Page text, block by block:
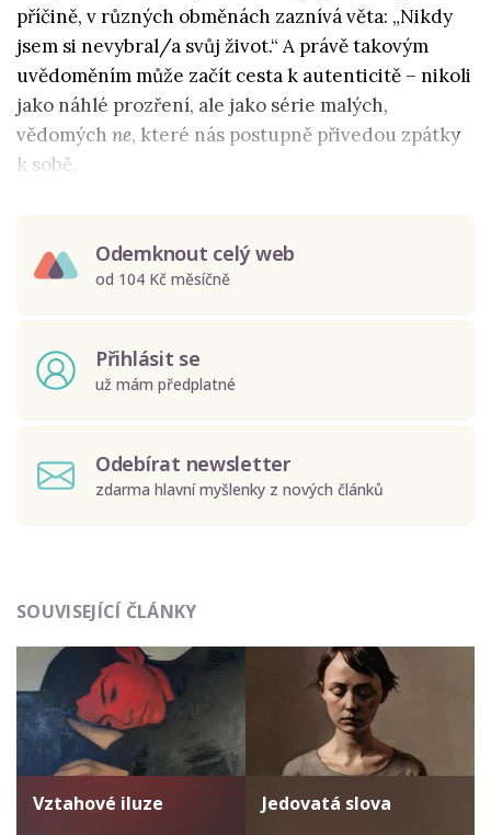
příčině, v různých obměnách zaznívá věta: „Nikdy
jsem si nevybral/a svůj život.“ A právě takovým
uvědoměním může začít cesta k autenticitě – nikoli
jako náhlé prozření, ale jako série malých,
vědomých ne, které nás postupně přivedou zpátky
k sobě.
Odemknout celý web
od 104 Kč měsíčně
Přihlásit se
už mám předplatné
Odebírat newsletter
zdarma hlavní myšlenky z nových článků
údajů.
SOUVISEJÍCÍ ČLÁNKY
Vztahové iluze Jedovatá slova